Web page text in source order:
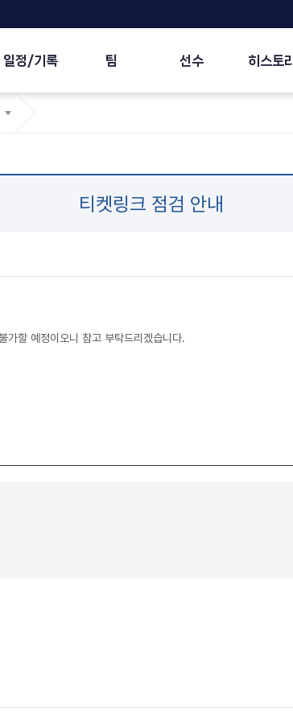
일정/기록 팀 선수 히스토리
티켓링크 점검 안내
가할 예정이오니 참고 부탁드리겠습니다.